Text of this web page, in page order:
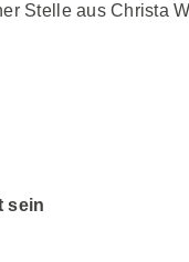
Stelle aus Christa
sein